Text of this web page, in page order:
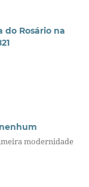
do Rosário na
modernidade